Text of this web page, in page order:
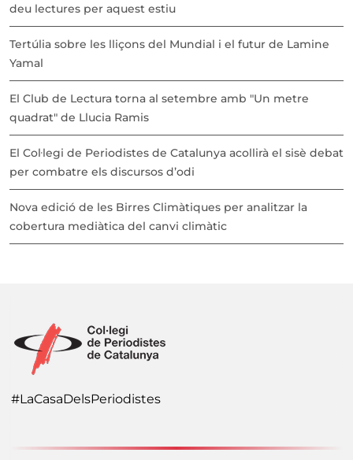
deu lectures per aquest estiu
Tertúlia sobre les lliçons del Mundial i el futur de Lamine
Yamal
El Club de Lectura torna al setembre amb "Un metre
quadrat" de Llucia Ramis
El Col·legi de Periodistes de Catalunya acollirà el sisè debat
per combatre els discursos d’odi
Nova edició de les Birres Climàtiques per analitzar la
cobertura mediàtica del canvi climàtic
#LaCasaDelsPeriodistes